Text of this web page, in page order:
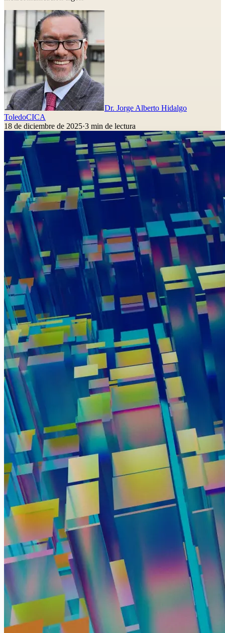
Dr. Jorge Alberto Hidalgo
ToledoCICA
18 de diciembre de 2025·3 min de lectura